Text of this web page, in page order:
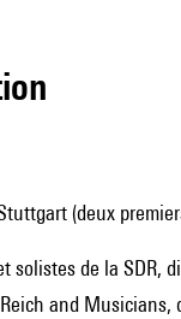
(deux
and Musicians,